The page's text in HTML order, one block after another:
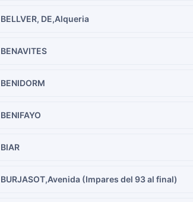
BELLVER, DE,Alqueria
BENAVITES
BENIDORM
BENIFAYO
BIAR
BURJASOT,Avenida (Impares del 93 al final)